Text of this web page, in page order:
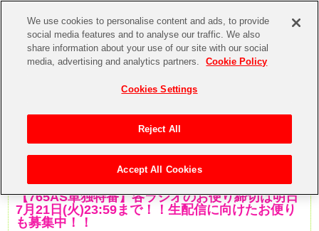
【765AS単独特番】各ラジオのお便り締切は明日
7月21日(火)23:59まで！！生配信に向けたお便り
も募集中！！
We use cookies to personalise content and ads, to provide
social media features and to analyse our traffic. We also
share information about your use of our site with our social
media, advertising and analytics partners.
Cookie Policy
Cookies Settings
Reject All
Accept All Cookies